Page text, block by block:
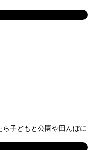
子どもと公園や田んぼに